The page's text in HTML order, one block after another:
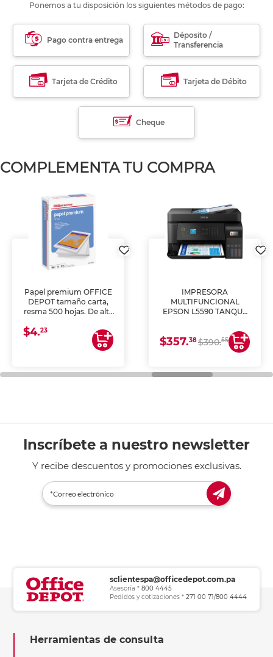
Ponemos a tu disposición los siguientes métodos de pago:
Pago contra entrega
Déposito /
Transferencia
Tarjeta de Crédito Tarjeta de Débito
Cheque
COMPLEMENTA TU COMPRA
Papel premium OFFICE
DEPOT tamaño carta,
resma 500 hojas. De alta
uniforme, ideal para
impresoras de inyección
de tinta y láser,
general de oficina.
$4.23
IMPRESORA
MULTIFUNCIONAL
EPSON L5590 TANQUE
COPIA Y ESCANEA)
$357.38$390.55
Inscríbete a nuestro newsletter
Y recibe descuentos y promociones exclusivas.
sclientespa@officedepot.com.pa
Asesoría * 800 4445
Pedidos y cotizaciones * 271 00 71/800 4444
Herramientas de consulta